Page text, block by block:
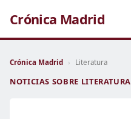
Crónica Madrid
Crónica Madrid › Literatura
NOTICIAS SOBRE LITERATURA